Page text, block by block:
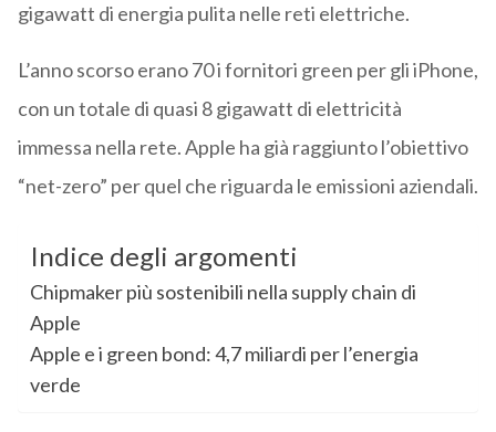
gigawatt di energia pulita nelle reti elettriche.
L’anno scorso erano 70 i fornitori green per gli iPhone,
con un totale di quasi 8 gigawatt di elettricità
immessa nella rete. Apple ha già raggiunto l’obiettivo
“net-zero” per quel che riguarda le emissioni aziendali.
Indice degli argomenti
Chipmaker più sostenibili nella supply chain di
Apple
Apple e i green bond: 4,7 miliardi per l’energia
verde